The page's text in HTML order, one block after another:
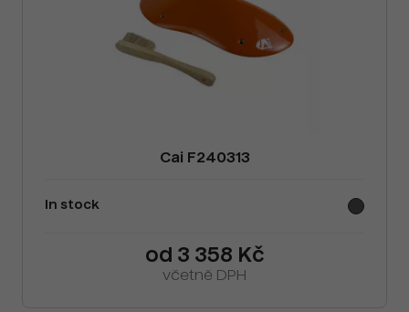
Cai F240313
In stock
od 3 358 Kč
včetně DPH